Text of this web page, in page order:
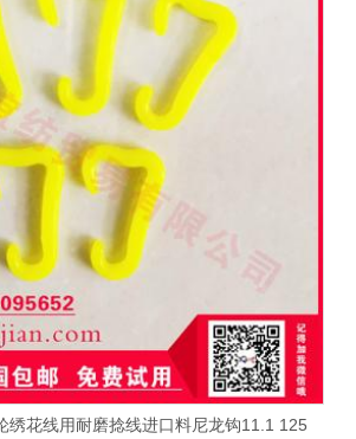
绣花线用耐磨捻线进口料尼龙钩11.1 125